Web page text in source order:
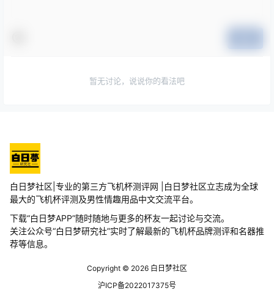
暂无讨论，说说你的看法吧
白日梦社区|专业的第三方飞机杯测评网 |白日梦社区立志成为全球
最大的飞机杯评测及男性情趣用品中文交流平台。
下载“白日梦APP”随时随地与更多的杯友一起讨论与交流。
关注公众号“白日梦研究社”实时了解最新的飞机杯品牌测评和名器推
荐等信息。
Copyright © 2026 白日梦社区
沪ICP备2022017375号